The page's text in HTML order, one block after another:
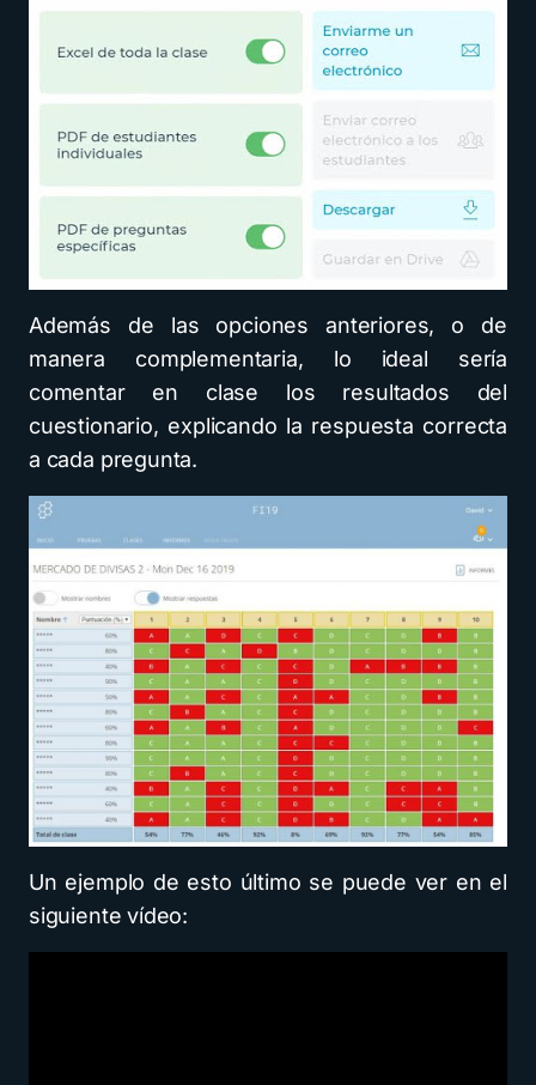
Además de las opciones anteriores, o de
manera complementaria, lo ideal sería
comentar en clase los resultados del
cuestionario, explicando la respuesta correcta
a cada pregunta.
Un ejemplo de esto último se puede ver en el
siguiente vídeo: